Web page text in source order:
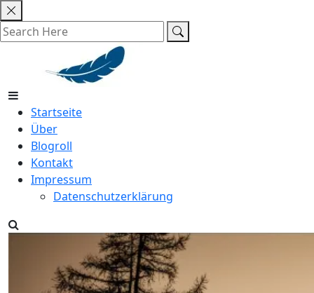
Skip
to
content
Startseite
Über
Blogroll
Kontakt
Impressum
Datenschutzerklärung